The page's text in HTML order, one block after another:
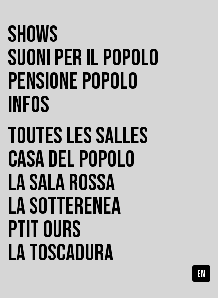
SHOWS
SUONI PER IL POPOLO
PENSIONE POPOLO
INFOS
TOUTES LES SALLES
CASA DEL POPOLO
LA SALA ROSSA
LA SOTTERENEA
PTIT OURS
LA TOSCADURA
EN